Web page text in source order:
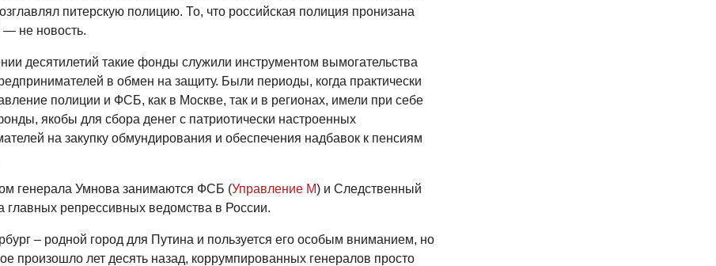
питерскую полицию. То, что российская полиция пронизана
— не новость.
десятилетий такие фонды служили инструментом вымогательства
в обмен на защиту. Были периоды, когда практически
полиции и ФСБ, как в Москве, так и в регионах, имели при себе
якобы для сбора денег с патриотически настроенных
на закупку обмундирования и обеспечения надбавок к пенсиям
генерала Умнова занимаются ФСБ (Управление М) и Следственный
главных репрессивных ведомства в России.
– родной город для Путина и пользуется его особым вниманием, но
произошло лет десять назад, коррумпированных генералов просто